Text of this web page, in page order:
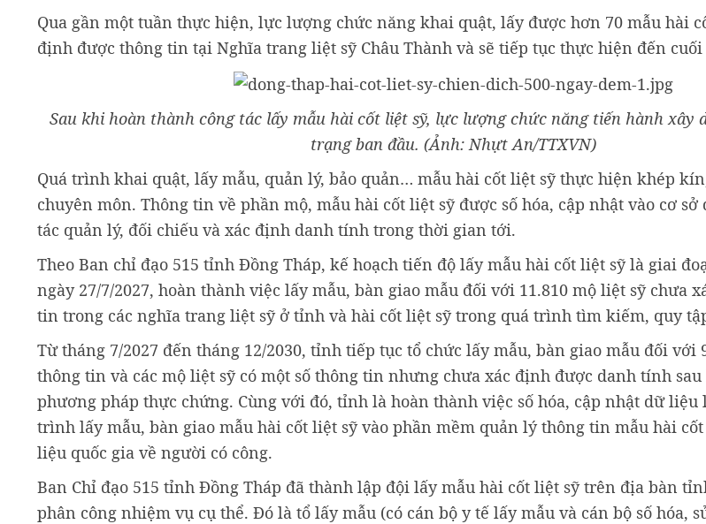
Qua gần một tuần thực hiện, lực lượng chức năng khai quật, lấy được hơn 70 mẫu hài
định được thông tin tại Nghĩa trang liệt sỹ Châu Thành và sẽ tiếp tục thực hiện đến cuối
Sau khi hoàn thành công tác lấy mẫu hài cốt liệt sỹ, lực lượng chức năng tiến hành xây
trạng ban đầu. (Ảnh: Nhựt An/TTXVN)
Quá trình khai quật, lấy mẫu, quản lý, bảo quản… mẫu hài cốt liệt sỹ thực hiện khép
chuyên môn. Thông tin về phần mộ, mẫu hài cốt liệt sỹ được số hóa, cập nhật vào cơ
tác quản lý, đối chiếu và xác định danh tính trong thời gian tới.
Theo Ban chỉ đạo 515 tỉnh Đồng Tháp, kế hoạch tiến độ lấy mẫu hài cốt liệt sỹ là giai
ngày 27/7/2027, hoàn thành việc lấy mẫu, bàn giao mẫu đối với 11.810 mộ liệt sỹ chưa
tin trong các nghĩa trang liệt sỹ ở tỉnh và hài cốt liệt sỹ trong quá trình tìm kiếm, quy
Từ tháng 7/2027 đến tháng 12/2030, tỉnh tiếp tục tổ chức lấy mẫu, bàn giao mẫu đối với
thông tin và các mộ liệt sỹ có một số thông tin nhưng chưa xác định được danh tính
phương pháp thực chứng. Cùng với đó, tỉnh là hoàn thành việc số hóa, cập nhật dữ
trình lấy mẫu, bàn giao mẫu hài cốt liệt sỹ vào phần mềm quản lý thông tin mẫu hài
liệu quốc gia về người có công.
Ban Chỉ đạo 515 tỉnh Đồng Tháp đã thành lập đội lấy mẫu hài cốt liệt sỹ trên địa bàn
phân công nhiệm vụ cụ thể. Đó là tổ lấy mẫu (có cán bộ y tế lấy mẫu và cán bộ số hóa,